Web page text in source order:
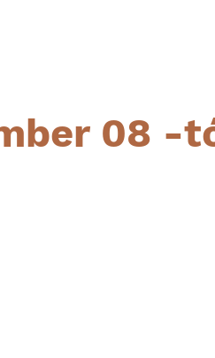
08 -